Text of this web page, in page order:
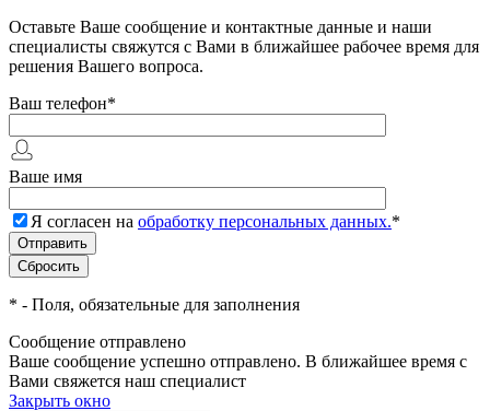
Оставьте Ваше сообщение и контактные данные и наши
специалисты свяжутся с Вами в ближайшее рабочее время для
решения Вашего вопроса.
Ваш телефон*
Ваше имя
Я согласен на обработку персональных данных.*
* - Поля, обязательные для заполнения
Сообщение отправлено
Ваше сообщение успешно отправлено. В ближайшее время с
Вами свяжется наш специалист
Закрыть окно